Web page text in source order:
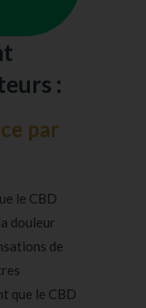
:
par
le CBD
douleur
de
que le CBD